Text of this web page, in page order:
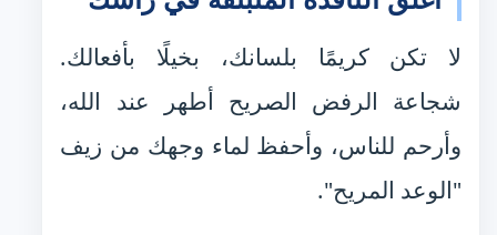
لا تكن كريمًا بلسانك، بخيلًا بأفعالك.
شجاعة الرفض الصريح أطهر عند الله،
وأرحم للناس، وأحفظ لماء وجهك من زيف
"الوعد المريح".